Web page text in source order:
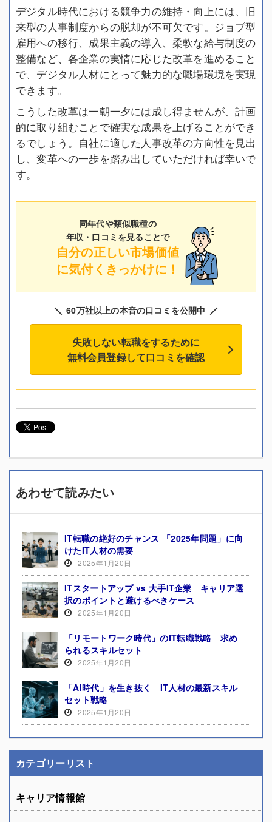
デジタル時代における競争力の維持・向上には、旧
来型の人事制度からの脱却が不可欠です。ジョブ型
雇用への移行、成果主義の導入、柔軟な給与制度の
整備など、各企業の実情に応じた改革を進めること
で、デジタル人材にとって魅力的な職場環境を実現
できます。
こうした改革は一朝一夕には成し得ませんが、計画
的に取り組むことで確実な成果を上げることができ
るでしょう。自社に適した人事改革の方向性を見出
し、変革への一歩を踏み出していただければ幸いで
す。
同年代や類似職種の
年収・口コミを見ることで
自分の正しい市場価値
に気付くきっかけに！
60万社以上の本音の口コミを公開中
失敗しない転職をするために
無料会員登録して口コミを確認
あわせて読みたい
IT転職の絶好のチャンス 「2025年問題」に向
けたIT人材の需要
2025年1月20日
ITスタートアップ vs 大手IT企業 キャリア選
択のポイントと避けるべきケース
2025年1月20日
「リモートワーク時代」のIT転職戦略 求め
られるスキルセット
2025年1月20日
「AI時代」を生き抜く IT人材の最新スキル
セット戦略
2025年1月20日
カテゴリーリスト
キャリア情報館